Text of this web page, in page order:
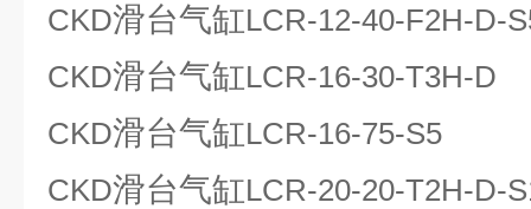
CKD滑台气缸LCR-12-40-F2H-D-
CKD滑台气缸LCR-16-30-T3H-D
CKD滑台气缸LCR-16-75-S5
CKD滑台气缸LCR-20-20-T2H-D-